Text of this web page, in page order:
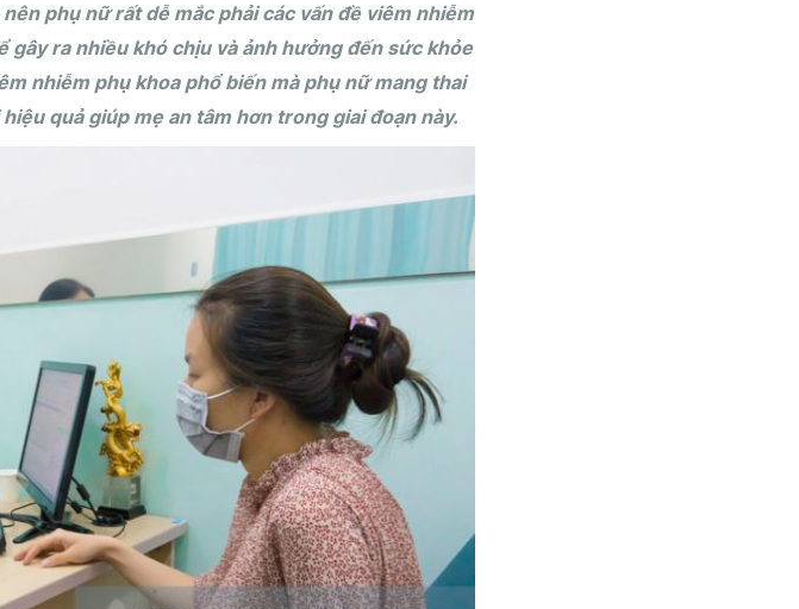
phụ nữ rất dễ mắc phải các vấn đề viêm nhiễm
ra nhiều khó chịu và ảnh hưởng đến sức khỏe
nhiễm phụ khoa phổ biến mà phụ nữ mang thai
quả giúp mẹ an tâm hơn trong giai đoạn này.